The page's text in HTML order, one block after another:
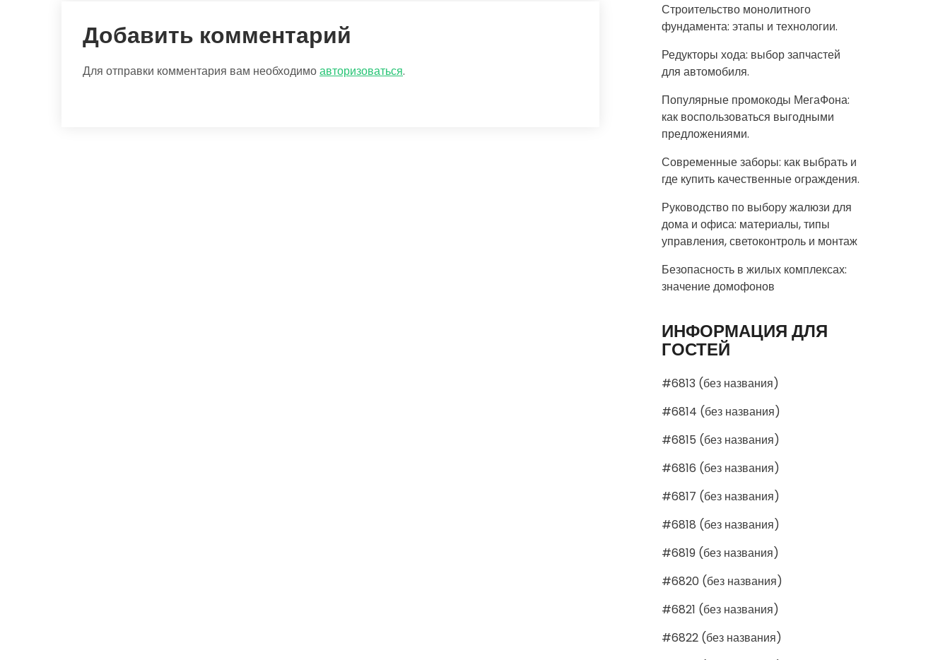
Добавить комментарий
Для отправки комментария вам необходимоавторизоваться.
Строительство монолитного
фундамента: этапы и технологии.
Редукторы хода: выбор запчастей
для автомобиля.
Популярные промокоды МегаФона:
как воспользоваться выгодными
предложениями.
Современные заборы: как выбрать и
где купить качественные ограждения.
Руководство по выбору жалюзи для
дома и офиса: материалы, типы
управления, светоконтроль и монтаж
Безопасность в жилых комплексах:
значение домофонов
ИНФОРМАЦИЯ ДЛЯ
ГОСТЕЙ
#6813 (без названия)
#6814 (без названия)
#6815 (без названия)
#6816 (без названия)
#6817 (без названия)
#6818 (без названия)
#6819 (без названия)
#6820 (без названия)
#6821 (без названия)
#6822 (без названия)